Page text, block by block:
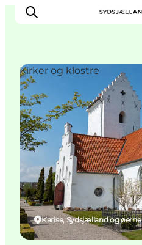
Oplev
Byer og steder
Events
Spis
Overnat
Planlæg din tur
Karise, Sydsjælland og øerne
Kirker og klostre